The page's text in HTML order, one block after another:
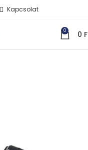
Kapcsolat
0 0